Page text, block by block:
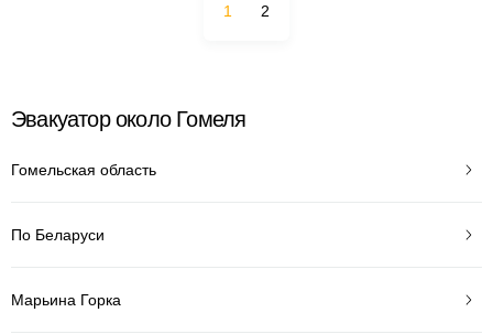
1 2
Эвакуатор около Гомеля
Гомельская область
По Беларуси
Марьина Горка